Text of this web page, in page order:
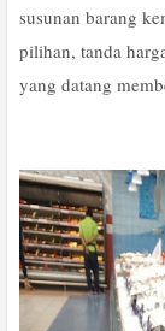
susunan barang
pilihan, tanda
yang datang